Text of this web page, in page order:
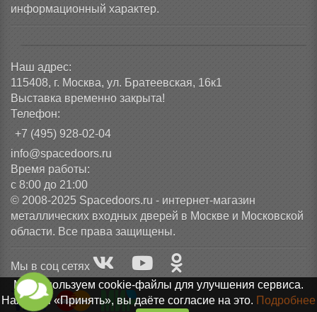
информационный характер.
Наш адрес:
115408, г. Москва, ул. Братеевская, 16к1
Выставка временно закрыта!
Телефон:
+7 (495) 928-02-04
info@spacedoors.ru
Время работы:
с 8:00 до 21:00
© 2008-2025 Spacedoors.ru - интернет-магазин
металлических входных дверей в Москве и Московской
области. Все права защищены.
Мы в соц сетях
Мы используем cookie-файлы для улучшения сервиса.
Нажимая «Принять», вы даёте согласие на это. Подробнее